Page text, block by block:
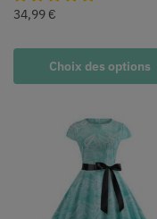
34,99 €
Choix des options